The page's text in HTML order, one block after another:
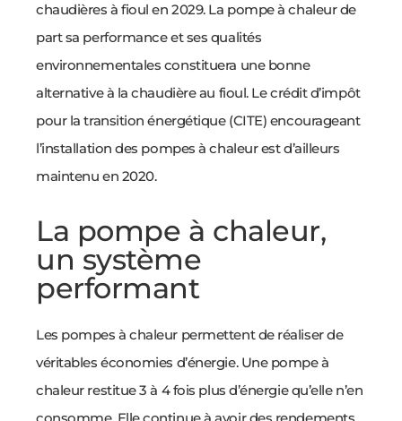
chaudières à fioul en 2029. La pompe à chaleur de
part sa performance et ses qualités
environnementales constituera une bonne
alternative à la chaudière au fioul. Le crédit d’impôt
pour la transition énergétique (CITE) encourageant
l’installation des pompes à chaleur est d’ailleurs
maintenu en 2020.
La pompe à chaleur,
un système
performant
Les pompes à chaleur permettent de réaliser de
véritables économies d’énergie. Une pompe à
chaleur restitue 3 à 4 fois plus d’énergie qu’elle n’en